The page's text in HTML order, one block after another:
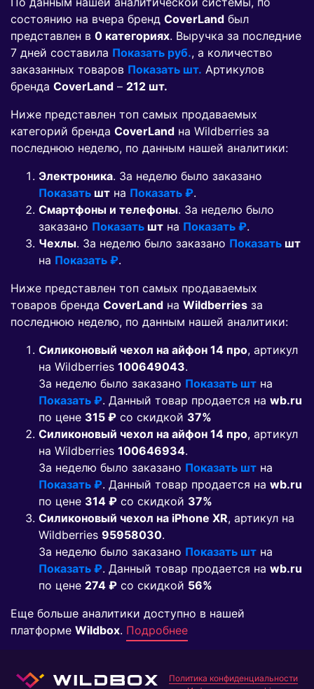
состоянию на вчера бренд CoverLand был
представлен в 0 категориях. Выручка за последние
7 дней составила Показать руб., а количество
заказанных товаров Показать шт. Артикулов
бренда CoverLand – 212 шт.
Ниже представлен топ самых продаваемых
категорий бренда CoverLand на Wildberries за
последнюю неделю, по данным нашей аналитики:
Электроника. За неделю было заказано
Показать шт на Показать ₽.
Смартфоны и телефоны. За неделю было
заказано Показать шт на Показать ₽.
Чехлы. За неделю было заказано Показать шт
на Показать ₽.
Ниже представлен топ самых продаваемых
товаров бренда CoverLand на Wildberries за
последнюю неделю, по данным нашей аналитики:
Силиконовый чехол на айфон 14 про, артикул
на Wildberries 100649043.
За неделю было заказано Показать шт на
Показать ₽. Данный товар продается на wb.ru
по цене 315 ₽ co скидкой 37%
Силиконовый чехол на айфон 14 про, артикул
на Wildberries 100646934.
За неделю было заказано Показать шт на
Показать ₽. Данный товар продается на wb.ru
по цене 314 ₽ co скидкой 37%
Силиконовый чехол на iPhone XR, артикул на
Wildberries 95958030.
За неделю было заказано Показать шт на
Показать ₽. Данный товар продается на wb.ru
по цене 274 ₽ co скидкой 56%
Еще больше аналитики доступно в нашей
платформе Wildbox. Подробнее
Политика конфиденциальности